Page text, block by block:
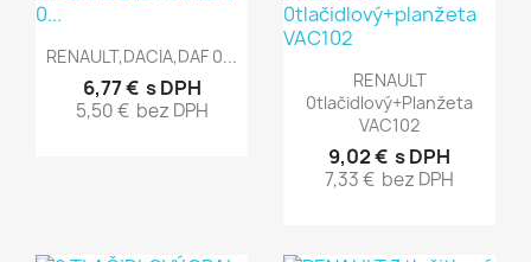
Rýchly náhľad
RENAULT,DACIA,DAF 0...
6,77 € s DPH
5,50 € bez DPH
Rýchly náhľad
RENAULT
0tlačidlový+planžeta
VAC102
9,02 € s DPH
7,33 € bez DPH